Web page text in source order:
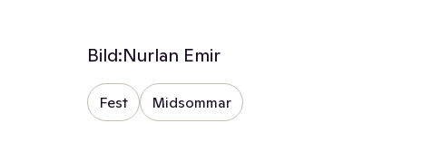
Bild:Nurlan Emir
Fest Midsommar